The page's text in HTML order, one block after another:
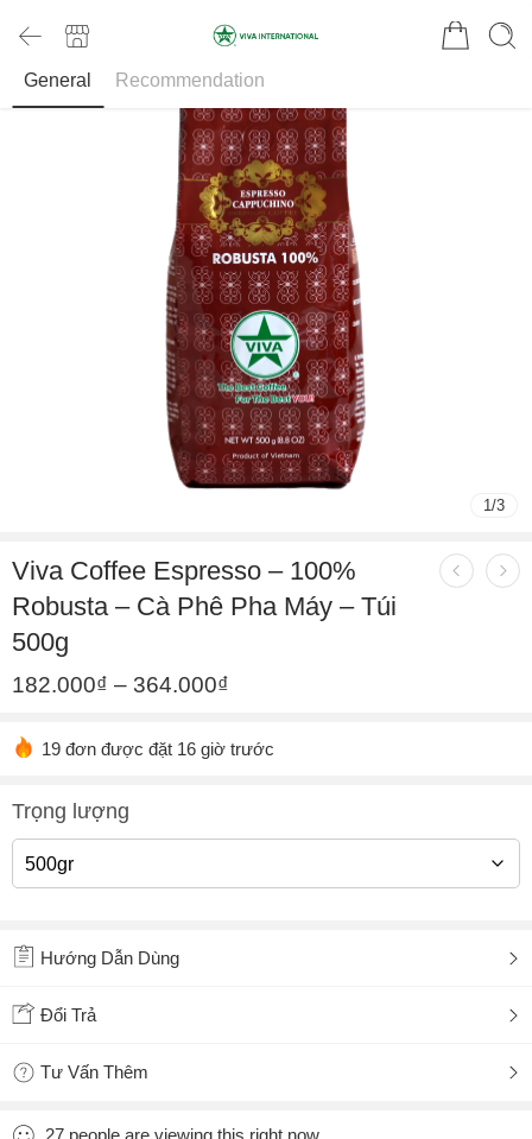
General Recommendation
1/3
Viva Coffee Espresso – 100%
Robusta – Cà Phê Pha Máy – Túi
500g
182.000₫ – 364.000₫
19 đơn được đặt 16 giờ trước
Trọng lượng
Hướng Dẫn Dùng
Đổi Trả
Tư Vấn Thêm